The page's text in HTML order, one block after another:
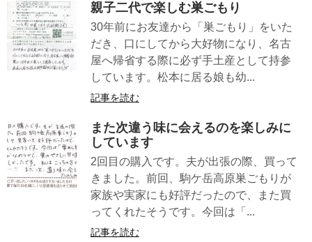
親子二代で楽しむ巣ごもり
30年前にお友達から「巣ごもり」をいた
だき、口にしてから大好物になり、名古
屋へ帰省する際に必ず手土産として持参
しています。松本に居る娘も幼...
記事を読む
また次違う味に会えるのを楽しみに
しています
2回目の購入です。夫が出張の際、買って
きました。前回、駒ケ岳高原巣ごもりが
家族や実家にも好評だったので、また買
ってくれたそうです。今回は「...
記事を読む